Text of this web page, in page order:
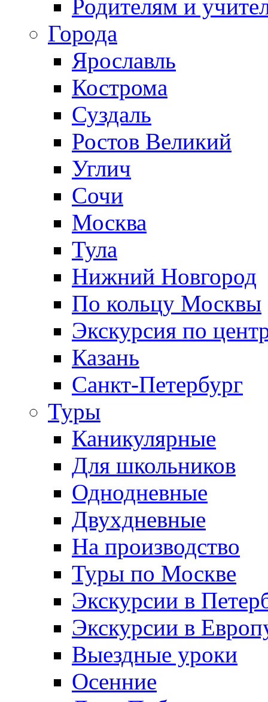
Родителям и
Города
Ярославль
Кострома
Суздаль
Ростов Великий
Углич
Сочи
Москва
Тула
Нижний Новгород
По кольцу Москвы
Экскурсия по
Казань
Санкт-Петербург
Туры
Каникулярные
Для школьников
Однодневные
Двухдневные
На производство
Туры по Москве
Экскурсии в
Экскурсии в
Выездные уроки
Осенние